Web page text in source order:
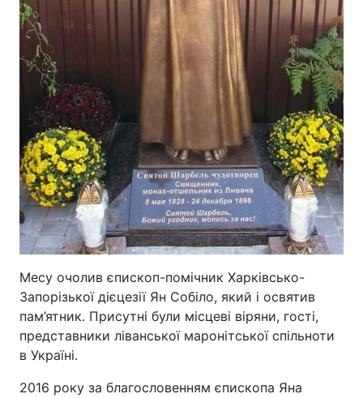
Месу очолив єпископ-помічник Харківсько-
Запорізької дієцезії Ян Собіло, який і освятив
пам’ятник. Присутні були місцеві віряни, гості,
представники ліванської маронітської спільноти
в Україні.
2016 року за благословенням єпископа Яна